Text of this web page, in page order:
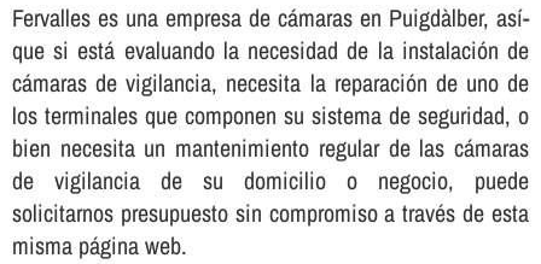
Fervalles es una empresa de cámaras en Puigdàlber, así­
que si está evaluando la necesidad de la instalación de
cámaras de vigilancia, necesita la reparación de uno de
los terminales que componen su sistema de seguridad, o
bien necesita un mantenimiento regular de las cámaras
de vigilancia de su domicilio o negocio, puede
solicitarnos presupuesto sin compromiso a través de esta
misma página web.